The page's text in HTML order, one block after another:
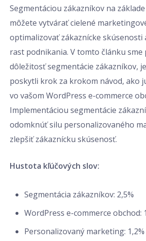
Segmentáciou zákazníkov na
môžete vytvárať cielené
optimalizovať zákaznícke
rast podnikania. V tomto článku sme
dôležitosť segmentácie zákazníkov,
poskytli krok za krokom návod, ako
vo vašom WordPress e-commerce
Implementáciou segmentácie
odomknúť silu personalizovaného
zlepšiť zákaznícku skúsenosť.
Hustota kľúčových slov:
Segmentácia zákazníkov: 2,5%
WordPress e-commerce obchod:
Personalizovaný marketing: 1,2%